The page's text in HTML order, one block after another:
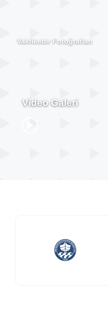
Vakfıkebir Fotoğrafları
Video Galeri